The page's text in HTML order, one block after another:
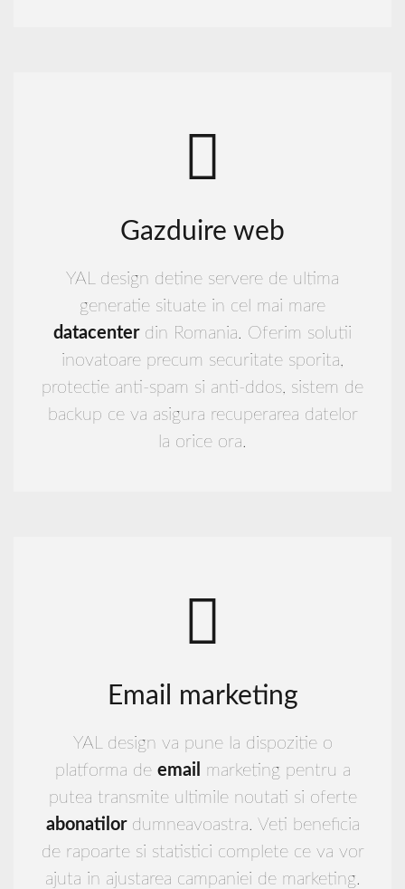
Gazduire web
YAL design detine servere de ultima
generatie situate in cel mai mare
datacenterdin Romania. Oferim solutii
inovatoare precum securitate sporita,
protectie anti-spam si anti-ddos, sistem de
backup ce va asigura recuperarea datelor
la orice ora.
Email marketing
YAL design va pune la dispozitie o
platforma de email
marketing pentru a
putea transmite ultimile noutati si oferte
abonatilordumneavoastra. Veti beneficia
de rapoarte si statistici complete ce va vor
ajuta in ajustarea campaniei de marketing.